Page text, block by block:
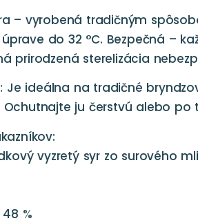
– vyrobená tradičným
do 32 °C. Bezpečná –
prirodzená sterelizácia
Je ideálna na tradičné
ju čerstvú alebo
vyzretý syr zo surového
%